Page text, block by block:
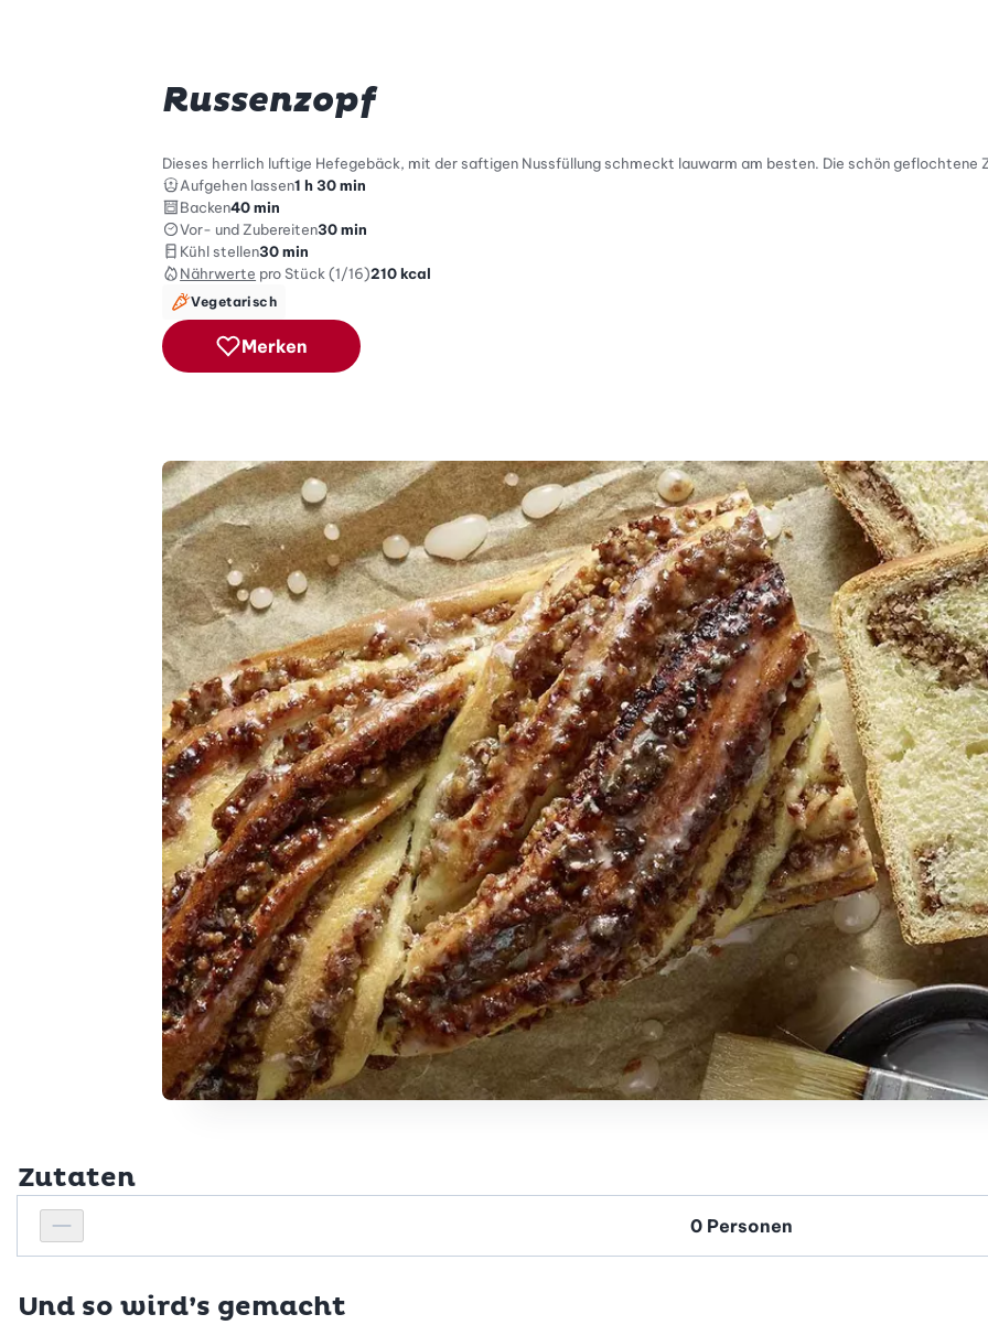
Russenzopf
Dieses herrlich luftige Hefegebäck, mit der saftigen Nussfüllung schmeckt lauwarm am besten. Die schön geflochtene
Aufgehen lassen1 h 30 min
Backen40 min
Vor- und Zubereiten30 min
Kühl stellen30 min
Nährwerte pro Stück (1/16)210kcal
Vegetarisch
Merken
Zutaten
Personenanzahl verringern
Personenanzahl
Und so wird’s gemacht